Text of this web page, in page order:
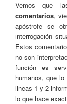
Vemos que
comentarios,
apóstrofe se
interrogación
Estos
no son
función es
humanos, que
lineas 1 y 2
lo que hace